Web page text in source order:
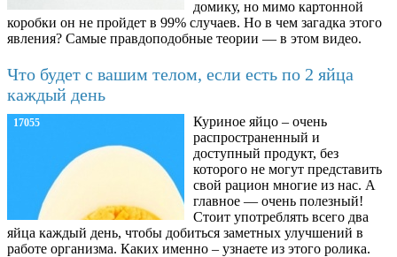
домику, но мимо картонной
коробки он не пройдет в 99% случаев. Но в чем загадка этого
явления? Самые правдоподобные теории — в этом видео.
Что будет с вашим телом, если есть по 2 яйца
каждый день
17055
Куриное яйцо – очень
распространенный и
доступный продукт, без
которого не могут представить
свой рацион многие из нас. А
главное — очень полезный!
Стоит употреблять всего два
яйца каждый день, чтобы добиться заметных улучшений в
работе организма. Каких именно – узнаете из этого ролика.